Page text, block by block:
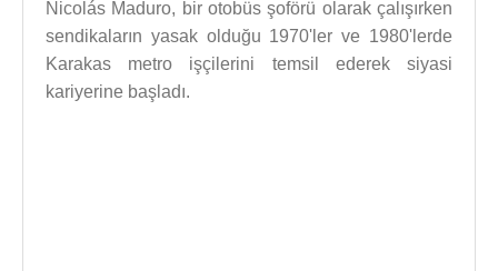
Nicolás Maduro, bir otobüs şoförü olarak çalışırken
sendikaların yasak olduğu 1970'ler ve 1980'lerde
Karakas metro işçilerini temsil ederek siyasi
kariyerine başladı.